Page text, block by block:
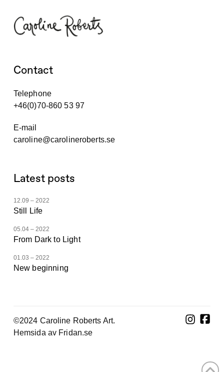
Contact
Telephone
+46(0)70-860 53 97
E-mail
caroline@carolineroberts.se
Latest posts
12.09 – 2022
Still Life
05.04 – 2022
From Dark to Light
01.03 – 2022
New beginning
©2024 Caroline Roberts Art.
Hemsida av Fridan.se